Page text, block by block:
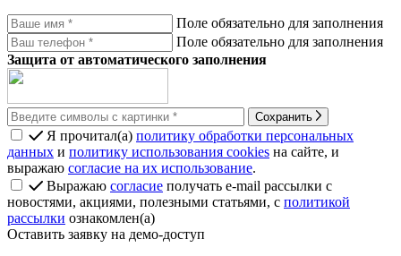
Поле обязательно для заполнения
Поле обязательно для заполнения
Защита от автоматического заполнения
Сохранить
Я прочитал(а) политику обработки персональных
данных и политику использования cookies на сайте, и
выражаю согласие на их использование.
Выражаю согласие получать e-mail рассылки с
новостями, акциями, полезными статьями, с политикой
рассылки ознакомлен(а)
Оставить заявку на демо-доступ